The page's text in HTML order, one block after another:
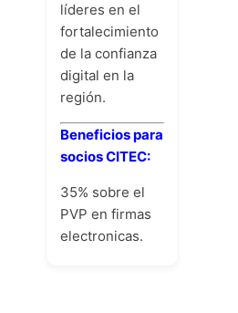
líderes en el
fortalecimiento
de la confianza
digital en la
región.
Beneficios para
socios CITEC:
35% sobre el
PVP en firmas
electronicas.